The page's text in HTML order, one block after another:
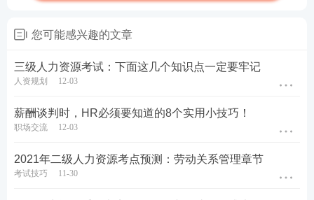
您可能感兴趣的文章
三级人力资源考试：下面这几个知识点一定要牢记
人资规划 12-03
薪酬谈判时，HR必须要知道的8个实用小技巧！
职场交流 12-03
2021年二级人力资源考点预测：劳动关系管理章节
考试技巧 11-30